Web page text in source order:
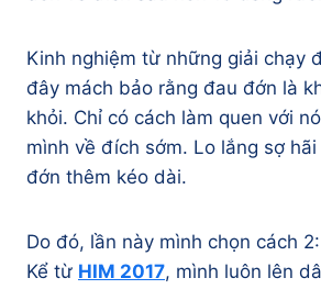
Kinh nghiệm từ những giải chạy
đây mách bảo rằng đau đớn là
khỏi. Chỉ có cách làm quen với
mình về đích sớm. Lo lắng sợ
đớn thêm kéo dài.
Do đó, lần này mình chọn cách
Kể từ HIM 2017, mình luôn lên